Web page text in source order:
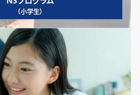
（小学生）